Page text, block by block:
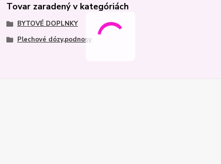
Tovar zaradený v kategóriách
BYTOVÉ DOPLNKY
Plechové dózy,podnosy